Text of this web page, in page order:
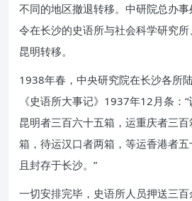
不同的地区撤退转移。中研院总办
令在长沙的史语所与社会科学研究
昆明转移。
1938年春，中央研究院在长沙各所
《史语所大事记》1937年12月条：
昆明者三百六十五箱，运重庆者三
箱，待运汉口者两箱，等运香港者
且封存于长沙。”
一切安排完毕，史语所人员押送三